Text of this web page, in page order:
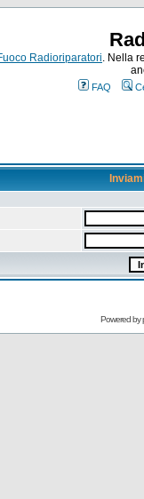
Radioriparatori. Nella
FAQ
Powered by